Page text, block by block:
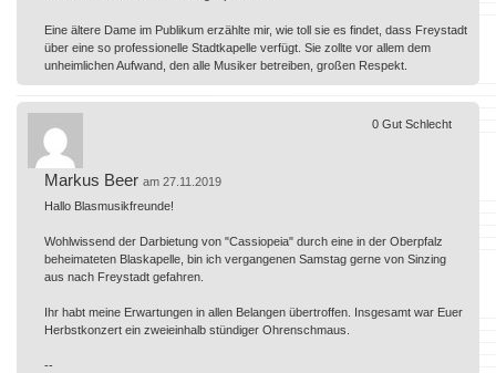
Eine ältere Dame im Publikum erzählte mir, wie toll sie es findet, dass Freystadt
über eine so professionelle Stadtkapelle verfügt. Sie zollte vor allem dem
unheimlichen Aufwand, den alle Musiker betreiben, großen Respekt.
Markus Beer am 27.11.2019
Hallo Blasmusikfreunde!
Wohlwissend der Darbietung von "Cassiopeia" durch eine in der Oberpfalz
beheimateten Blaskapelle, bin ich vergangenen Samstag gerne von Sinzing
aus nach Freystadt gefahren.
Ihr habt meine Erwartungen in allen Belangen übertroffen. Insgesamt war Euer
Herbstkonzert ein zweieinhalb stündiger Ohrenschmaus.
--
0 Gut Schlecht